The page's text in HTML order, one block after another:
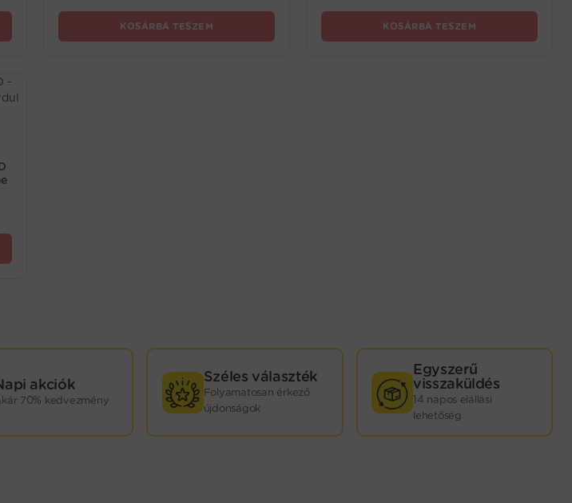
KOSÁRBA TESZEM KOSÁRBA TESZEM
akciók
70% kedvezmény
Széles választék
Folyamatosan érkező
újdonságok
Egyszerű
visszaküldés
14 napos elállási
lehetőség